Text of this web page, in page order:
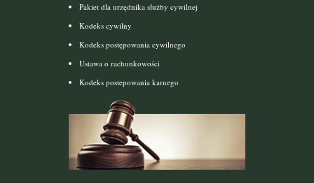
Pakiet dla urzędnika służby cywilnej
Kodeks cywilny
Kodeks postępowania cywilnego
Ustawa o rachunkowości
Kodeks postepowania karnego